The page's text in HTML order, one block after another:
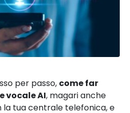
per passo, come far
vocale AI, magari anche
la tua centrale telefonica, e